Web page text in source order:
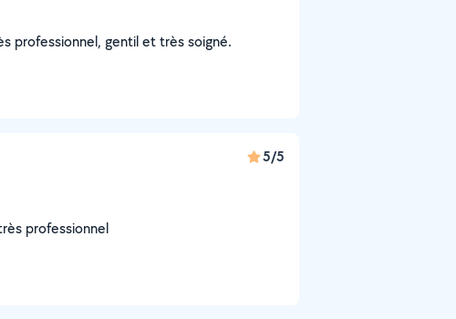
professionnel, gentil et très soigné.
5/5
professionnel